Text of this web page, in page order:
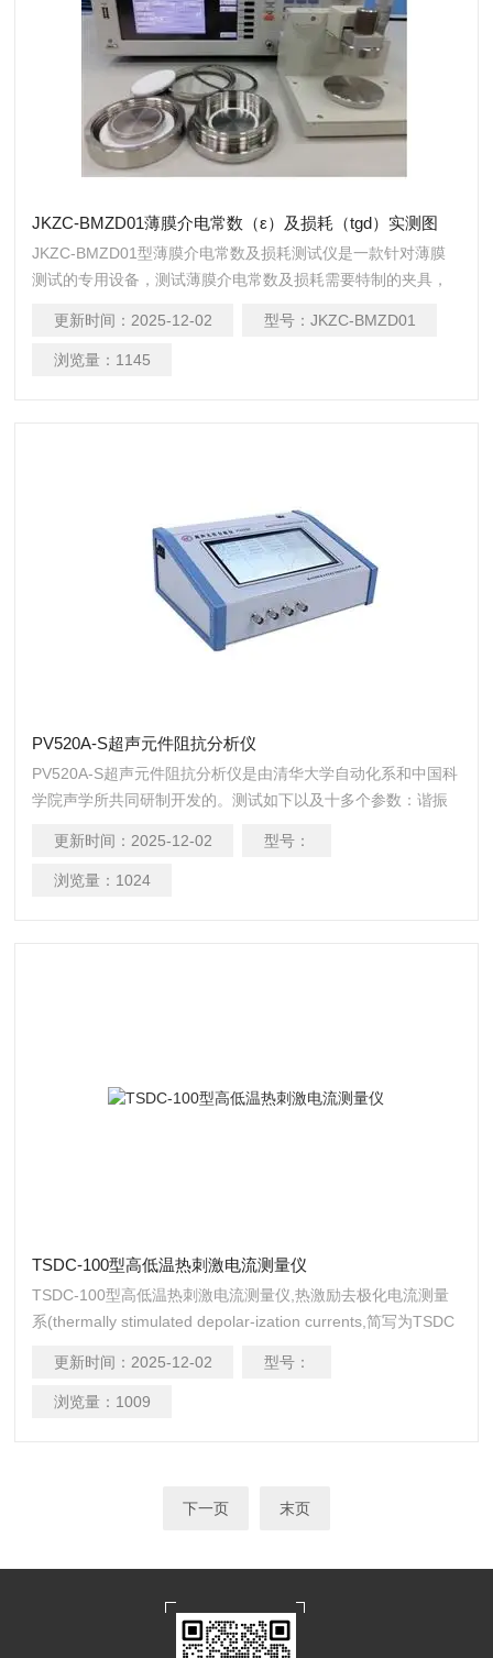
JKZC-BMZD01薄膜介电常数（ε）及损耗（tgd）实测图
JKZC-BMZD01型薄膜介电常数及损耗测试仪是一款针对薄膜
测试的专用设备，测试薄膜介电常数及损耗需要特制的夹具，
性能测量与分析，可测试以下参数随频率(f)、电平(V)、偏压
(Vi)的变化规律：电容(C)、电感(L)、电阻(R)、电抗(X)、阻抗
更新时间： 2025-12-02 型号： JKZC-BMZD01
浏览量： 1145
PV520A-S超声元件阻抗分析仪
PV520A-S超声元件阻抗分析仪是由清华大学自动化系和中国科
学院声学所共同研制开发的。测试如下以及十多个参数：谐振
因数 Qm 、自由电容 CT 、动态电阻 R1 、动态电感L1 、动态
电容 C1 、静态电容 C0 、有效机电耦合系数 Keff 。用于压电
更新时间： 2025-12-02 型号：
浏览量： 1024
TSDC-100型高低温热刺激电流测量仪
TSDC-100型高低温热刺激电流测量仪,热激励去极化电流测量
系(thermally stimulated depolar-ization currents,简写为TSDC
所产生的短路电流。基本方法是将试样夹在两电极之间，加热
到一定温度使样品中的载流子激发，然后施加一个直流的极化
更新时间： 2025-12-02 型号：
浏览量： 1009
下一页 末页